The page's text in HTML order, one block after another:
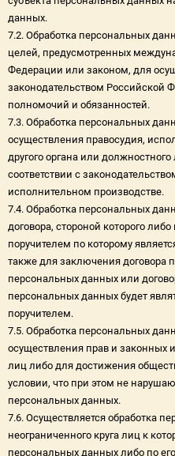
данных.
7.2. Обработка персональных
целей, предусмотренных
Федерации или законом, для
законодательством Российской
полномочий и обязанностей.
7.3. Обработка персональных
осуществления правосудия,
другого органа или
соответствии с
исполнительном производстве.
7.4. Обработка персональных
договора, стороной которого
поручителем по которому
также для заключения договора
персональных данных или
персональных данных будет
поручителем.
7.5. Обработка персональных
осуществления прав и законных
лиц либо для достижения
условии, что при этом не
персональных данных.
7.6. Осуществляется обработка
неограниченного круга лиц к
персональных данных либо по